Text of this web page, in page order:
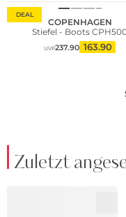
DEAL
COPENHAGEN
Stiefel - Boots
UVP237.90 163.90
Zuletzt